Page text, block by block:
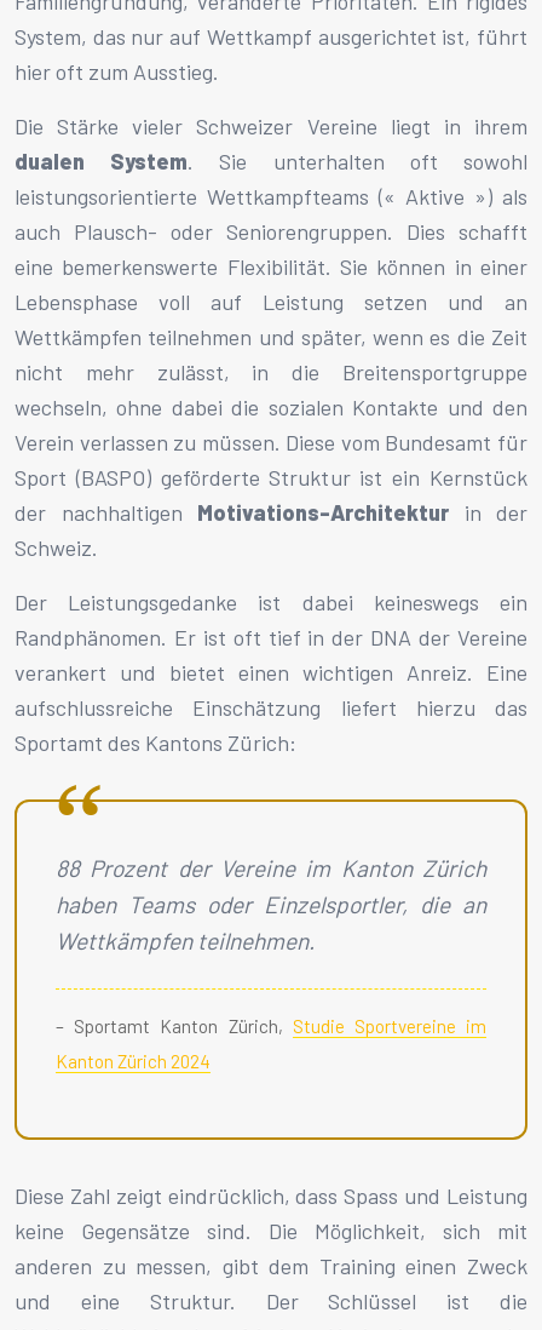
System, das nur auf Wettkampf ausgerichtet ist, führt
hier oft zum Ausstieg.
Die Stärke vieler Schweizer Vereine liegt in ihrem
dualen System. Sie unterhalten oft sowohl
leistungsorientierte Wettkampfteams (« Aktive ») als
auch Plausch- oder Seniorengruppen. Dies schafft
eine bemerkenswerte Flexibilität. Sie können in einer
Lebensphase voll auf Leistung setzen und an
Wettkämpfen teilnehmen und später, wenn es die Zeit
nicht mehr zulässt, in die Breitensportgruppe
wechseln, ohne dabei die sozialen Kontakte und den
Verein verlassen zu müssen. Diese vom Bundesamt für
Sport (BASPO) geförderte Struktur ist ein Kernstück
der nachhaltigen Motivations-Architektur in der
Schweiz.
Der Leistungsgedanke ist dabei keineswegs ein
Randphänomen. Er ist oft tief in der DNA der Vereine
verankert und bietet einen wichtigen Anreiz. Eine
aufschlussreiche Einschätzung liefert hierzu das
Sportamt des Kantons Zürich:
88 Prozent der Vereine im Kanton Zürich
haben Teams oder Einzelsportler, die an
Wettkämpfen teilnehmen.
– Sportamt Kanton Zürich, Studie Sportvereine im
Kanton Zürich 2024
Diese Zahl zeigt eindrücklich, dass Spass und Leistung
keine Gegensätze sind. Die Möglichkeit, sich mit
anderen zu messen, gibt dem Training einen Zweck
und eine Struktur. Der Schlüssel ist die